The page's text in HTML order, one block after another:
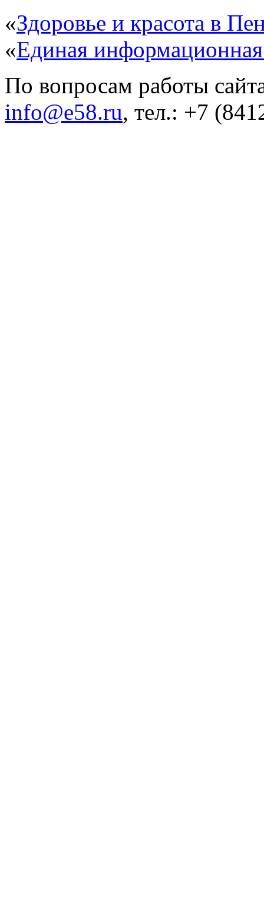
«Здоровье и красота в
«Единая
По вопросам работы
info@e58.ru, тел.: +7